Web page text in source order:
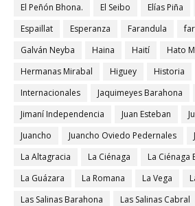
El Peñón Bhona.
El Seibo Elías Piña
Espaillat
Esperanza Farandula
Galván Neyba
Haina Haití
Hato
Hermanas Mirabal
Higuey Historia
Internacionales
Jaquimeyes Barahona
Jimaní Independencia
Juan Esteban
Juancho
Juancho Oviedo Pedernales
La Altagracia
La Ciénaga La Ciénaga
La Guázara
La Romana La Vega
Las Salinas Barahona
Las Salinas Cabral